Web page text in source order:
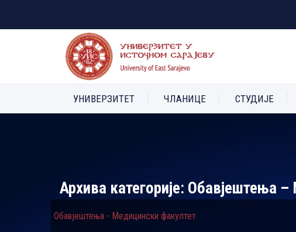
УНИВЕРЗИТЕТ ЧЛАНИЦЕ СТУДИЈЕ
Архива категорије: Обавјештења –
Обавјештења - Медицински факултет